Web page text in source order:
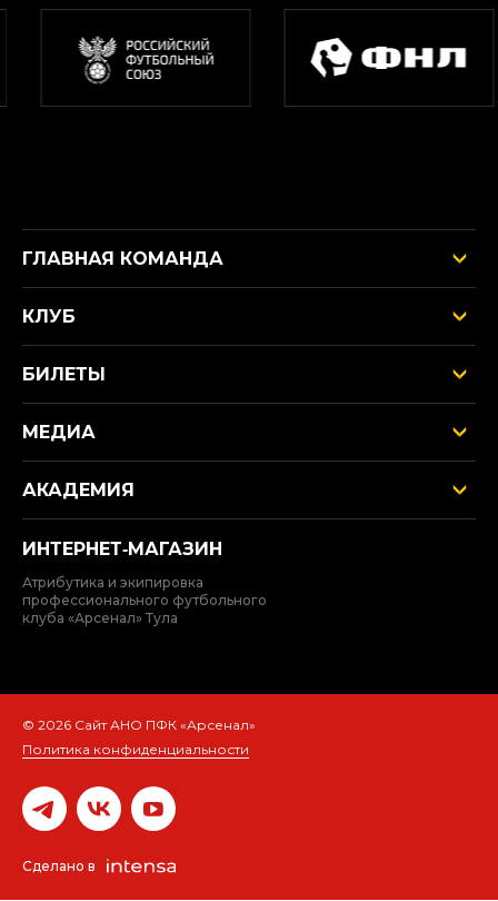
ГЛАВНАЯ КОМАНДА
КЛУБ
БИЛЕТЫ
МЕДИА
АКАДЕМИЯ
ИНТЕРНЕТ‑МАГАЗИН
Атрибутика и экипировка
профессионального футбольного
клуба «Арсенал» Тула
© 2026 Сайт АНО ПФК «Арсенал»
Политика конфиденциальности
Сделано в